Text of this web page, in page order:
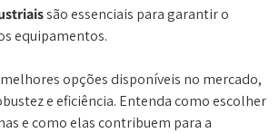
são essenciais para garantir o
equipamentos.
opções disponíveis no mercado,
e eficiência. Entenda como escolher
e como elas contribuem para a